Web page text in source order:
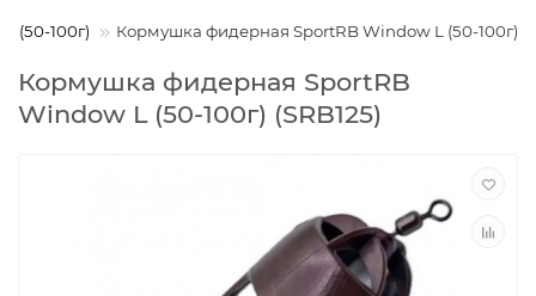
(50-100г) Кормушка фидерная SportRB Window L (50-100г)
Кормушка фидерная SportRB
Window L (50-100г) (SRB125)